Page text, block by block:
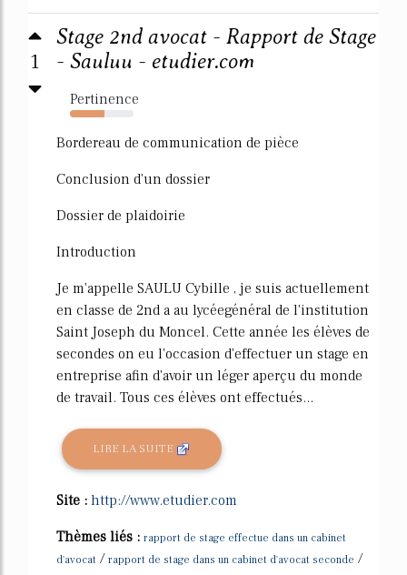
1
Stage 2nd avocat - Rapport de Stage
- Sauluu - etudier.com
Pertinence
54%
Bordereau de communication de pièce
Conclusion d'un dossier
Dossier de plaidoirie
Introduction
Je m'appelle SAULU Cybille , je suis actuellement
en classe de 2nd a au lycéegénéral de l'institution
Saint Joseph du Moncel. Cette année les élèves de
secondes on eu l'occasion d'effectuer un stage en
entreprise afin d'avoir un léger aperçu du monde
de travail. Tous ces élèves ont effectués...
LIRE LA SUITE
Site : http://www.etudier.com
Thèmes liés : rapport de stage effectue dans un cabinet
d'avocat / rapport de stage dans un cabinet d'avocat seconde /